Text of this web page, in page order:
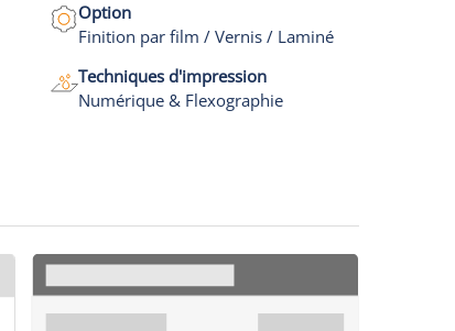
Option
Finition par film / Vernis / Laminé
Techniques d'impression
Numérique & Flexographie